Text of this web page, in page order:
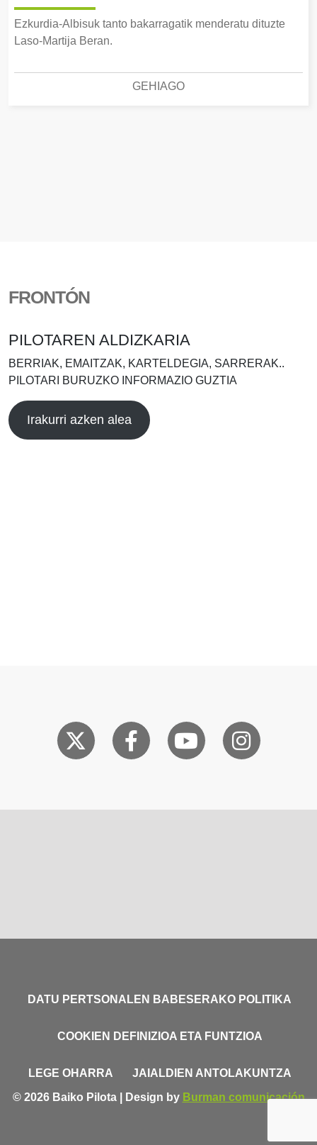
Ezkurdia-Albisuk tanto bakarragatik menderatu dituzte
Laso-Martija Beran.
GEHIAGO
FRONTÓN
PILOTAREN ALDIZKARIA
BERRIAK, EMAITZAK, KARTELDEGIA, SARRERAK..
PILOTARI BURUZKO INFORMAZIO GUZTIA
Irakurri azken alea
DATU PERTSONALEN BABESERAKO POLITIKA
COOKIEN DEFINIZIOA ETA FUNTZIOA
LEGE OHARRA
JAIALDIEN ANTOLAKUNTZA
© 2026 Baiko Pilota | Design by Burman comunicación